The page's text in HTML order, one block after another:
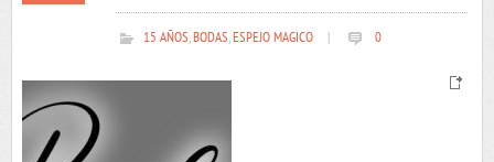
15 AÑOS,BODAS,ESPEJO MAGICO 0